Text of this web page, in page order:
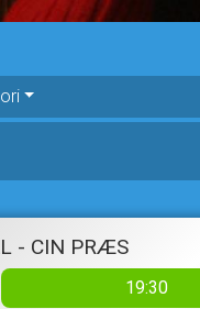
- CIN PRÆS
19:30